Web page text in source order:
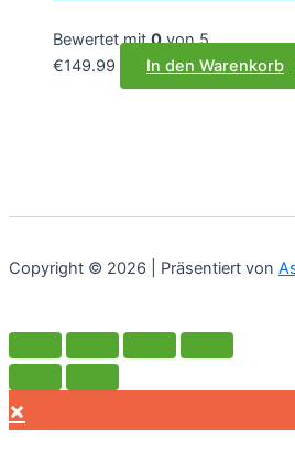
Bewertet mit0von 5
€149.99 In den Warenkorb
Copyright © 2026 | Präsentiert von
×